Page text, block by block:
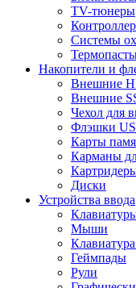
TV-тюнеры
Системы
Накопители и
Внешние
Внешние
Чехол для
Флэшки
Карты
Карманы
Диски
Устройства ввода
Мыши
Геймпады
Рули